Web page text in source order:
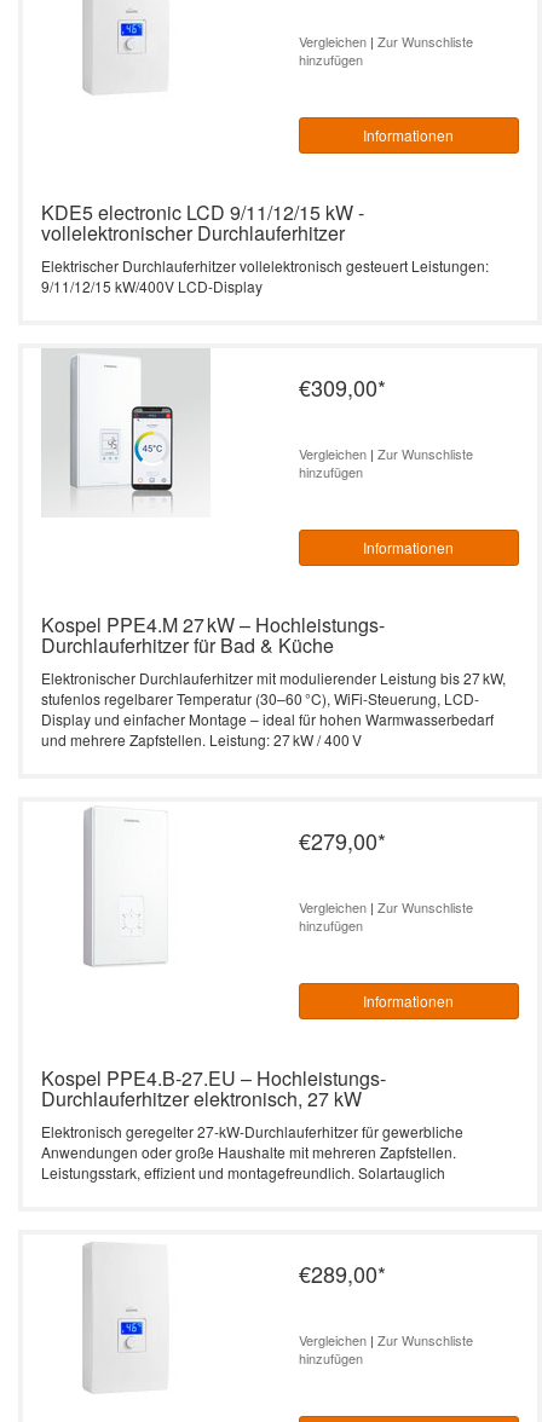
Vergleichen| Zur Wunschliste
hinzufügen
Informationen
KDE5 electronic LCD 9/11/12/15 kW -
vollelektronischer Durchlauferhitzer
Elektrischer Durchlauferhitzer vollelektronisch gesteuert Leistungen:
9/11/12/15 kW/400V LCD-Display
€309,00*
Vergleichen| Zur Wunschliste
hinzufügen
Informationen
Kospel PPE4.M 27 kW – Hochleistungs-
Durchlauferhitzer für Bad & Küche
Elektronischer Durchlauferhitzer mit modulierender Leistung bis 27 kW,
stufenlos regelbarer Temperatur (30–60 °C), WiFi-Steuerung, LCD-
Display und einfacher Montage – ideal für hohen Warmwasserbedarf
und mehrere Zapfstellen. Leistung: 27 kW / 400 V
€279,00*
Vergleichen| Zur Wunschliste
hinzufügen
Informationen
Kospel PPE4.B-27.EU – Hochleistungs-
Durchlauferhitzer elektronisch, 27 kW
Elektronisch geregelter 27-kW-Durchlauferhitzer für gewerbliche
Anwendungen oder große Haushalte mit mehreren Zapfstellen.
Leistungsstark, effizient und montagefreundlich. Solartauglich
€289,00*
Vergleichen| Zur Wunschliste
hinzufügen